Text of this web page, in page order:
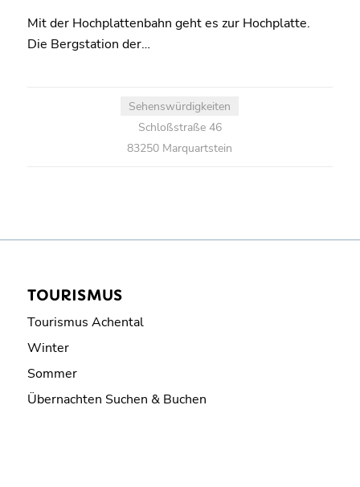
Mit der Hochplattenbahn geht es zur Hochplatte.
Die Bergstation der…
Sehenswürdigkeiten
Schloßstraße 46
83250 Marquartstein
TOURISMUS
Tourismus Achental
Winter
Sommer
Übernachten Suchen & Buchen